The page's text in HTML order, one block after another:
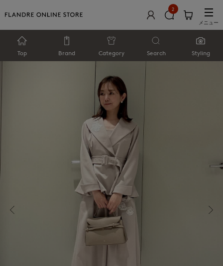
2
メニュー
Top Brand Category Search Styling